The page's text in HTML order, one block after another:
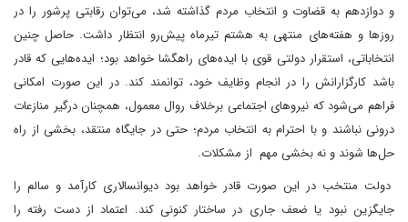
و دوازدهم به قضاوت و انتخاب مردم گذاشته شد، می‌توان رقابتی پرشور را در
روزها و هفته‌های منتهی به هشتم تیرماه پیش‌رو انتظار داشت. حاصل چنین
انتخاباتی، استقرار دولتی قوی با ایده‌های‌ راهگشا خواهد بود؛ ایده‌هایی که قادر
باشد کارگزارانش را در انجام وظایف خود، توانمند کند. در این صورت امکانی
فراهم می‌شود که نیروهای اجتماعی برخلاف روال معمول، همچنان درگیر منازعات
درونی نباشند و با احترام به انتخاب مردم؛ حتی در جایگاه منتقد، بخشی از راه
حل‌ها شوند و نه بخشی مهم از مشکلات.
دولت منتخب در این صورت قادر خواهد بود دیوانسالاری کارآمد و سالم را
جایگزین نبود یا ضعف جاری در ساختار کنونی کند. اعتماد از دست رفته را